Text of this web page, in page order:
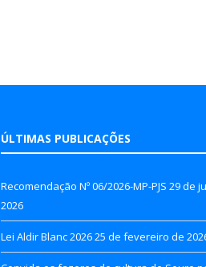
ÚLTIMAS PUBLICAÇÕES
Recomendação Nº 06/2026-MP-PJS 29 de
2026
Lei Aldir Blanc 202625 de fevereiro de